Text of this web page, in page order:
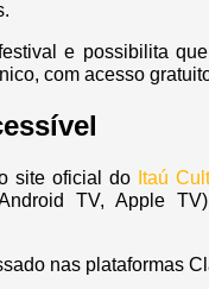
e possibilita
com acesso
site oficial do Itaú
TV, Apple
nas plataformas